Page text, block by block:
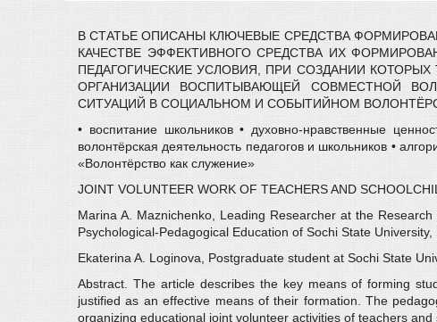
В СТАТЬЕ ОПИСАНЫ КЛЮЧЕВЫЕ СРЕДСТВА
КАЧЕСТВЕ ЭФФЕКТИВНОГО СРЕДСТВА ИХ
ПЕДАГОГИЧЕСКИЕ УСЛОВИЯ, ПРИ СОЗДАНИИ
ОРГАНИЗАЦИИ ВОСПИТЫВАЮЩЕЙ СОВМЕСТНОЙ
СИТУАЦИЙ В СОЦИАЛЬНОМ И СОБЫТИЙНОМ
• воспитание школьников • духовно-нравственные
волонтёрская деятельность педагогов и школьников •
«Волонтёрство как служение»
JOINT VOLUNTEER WORK OF TEACHERS AND
Marina A. Maznichenko, Leading Researcher at the
Psychological-Pedagogical Education of Sochi State
Ekaterina A. Loginova, Postgraduate student at Sochi State
Abstract. The article describes the key means of forming
justified as an effective means of their formation. The
organizing educational joint volunteer activities of teachers